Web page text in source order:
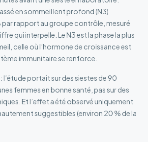
en sommeil lent profond (N3)
par rapport au groupe contrôle, mesuré
qui interpelle. Le N3 est la phase la plus
celle où l’hormone de croissance est
immunitaire se renforce.
portait sur des siestes de 90
femmes en bonne santé, pas sur des
Et l’effet a été observé uniquement
suggestibles (environ 20 % de la